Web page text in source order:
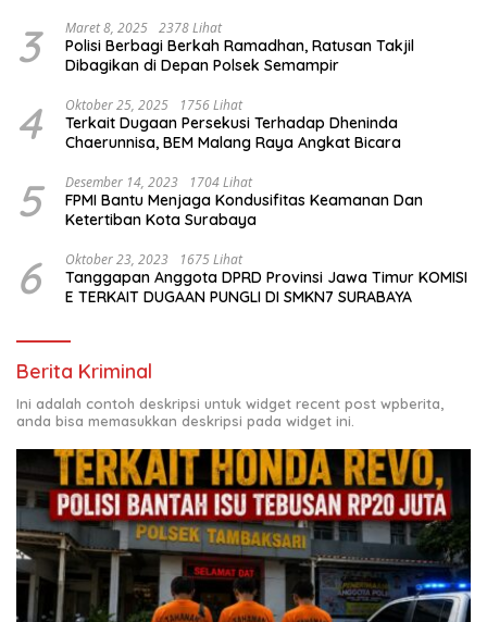
3 Maret 8, 2025 2378 Lihat
Polisi Berbagi Berkah Ramadhan, Ratusan Takjil
Dibagikan di Depan Polsek Semampir
4 Oktober 25, 2025 1756 Lihat
Terkait Dugaan Persekusi Terhadap Dheninda
Chaerunnisa, BEM Malang Raya Angkat Bicara
5 Desember 14, 2023 1704 Lihat
FPMI Bantu Menjaga Kondusifitas Keamanan Dan
Ketertiban Kota Surabaya
6 Oktober 23, 2023 1675 Lihat
Tanggapan Anggota DPRD Provinsi Jawa Timur KOMISI
E TERKAIT DUGAAN PUNGLI DI SMKN7 SURABAYA
Berita Kriminal
Ini adalah contoh deskripsi untuk widget recent post wpberita,
anda bisa memasukkan deskripsi pada widget ini.